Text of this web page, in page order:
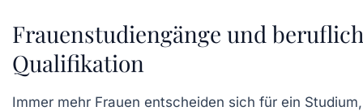
Frauenstudiengänge und
Qualifikation
Immer mehr Frauen entscheiden sich für ein